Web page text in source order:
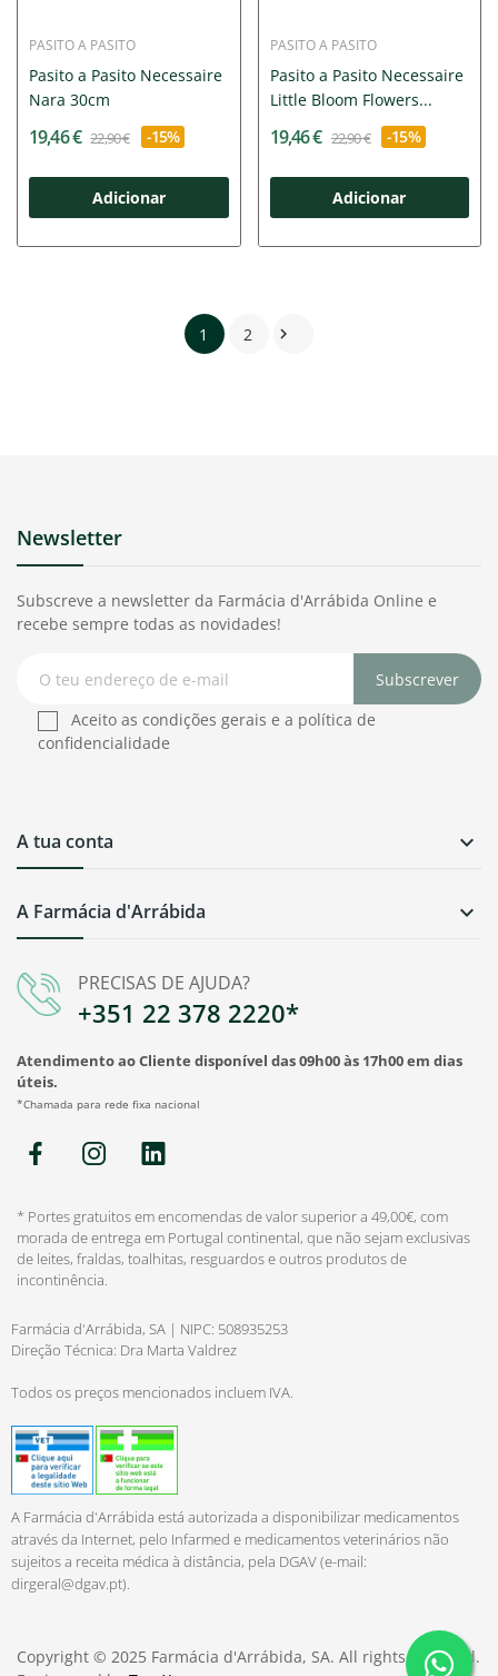
PASITO A PASITO
Pasito a Pasito Necessaire
Nara 30cm
19,46 € 22,90 € -15%
Adicionar
PASITO A PASITO
Pasito a Pasito Necessaire
Little Bloom Flowers...
19,46 € 22,90 € -15%
Adicionar
1 2 
PRECISAS DE AJUDA?
+351 22 378 2220*
Atendimento ao Cliente disponível das 09h00 às 17h00 em dias
úteis.
*Chamada para rede fixa nacional
A Farmácia d'Arrábida 
A tua conta 
Newsletter
Subscreve a newsletter da Farmácia d'Arrábida Online e
recebe sempre todas as novidades!
Subscrever
Aceito as condições gerais e a política de
confidencialidade
* Portes gratuitos em encomendas de valor superior a 49,00€, com
morada de entrega em Portugal continental, que não sejam exclusivas
de leites, fraldas, toalhitas, resguardos e outros produtos de
incontinência.
Farmácia d'Arrábida, SA | NIPC: 508935253
Direção Técnica: Dra Marta Valdrez
Todos os preços mencionados incluem IVA.
A Farmácia d'Arrábida está autorizada a disponibilizar medicamentos
através da Internet, pelo Infarmed e medicamentos veterinários não
sujeitos a receita médica à distância, pela DGAV (e-mail:
dirgeral@dgav.pt).
Copyright © 2025 Farmácia d'Arrábida, SA. All rights reserved.